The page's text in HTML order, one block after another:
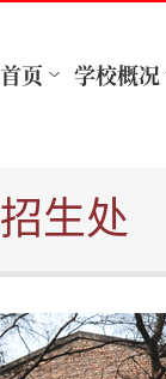
招生处